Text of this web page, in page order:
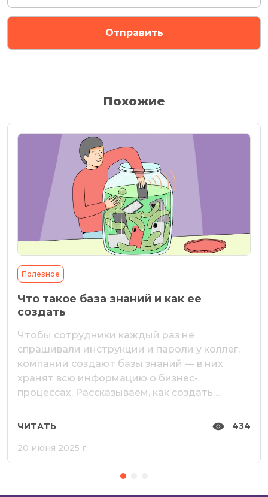
Похожие
Полезное
Что такое база знаний и как ее
создать
Чтобы сотрудники каждый раз не
спрашивали инструкции и пароли у коллег,
компании создают базы знаний — в них
хранят всю информацию о бизнес-
процессах. Рассказываем, как создать
корпоративную информационную базу
просто и быстро. Что такое база знаний
бизнес хранит полезную информацию для
своей команды. В базе должна быть
ЧИТАТЬ 434
20 июня 2025 г.